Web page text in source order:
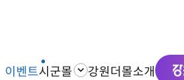
이벤트시군몰 강원더몰소개